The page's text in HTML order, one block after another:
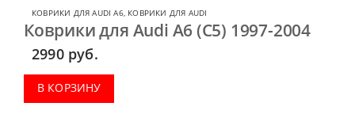
КОВРИКИ ДЛЯ AUDI A6, КОВРИКИ ДЛЯ AUDI
Коврики для Audi A6 (C5) 1997-2004
2990 руб.
В КОРЗИНУ